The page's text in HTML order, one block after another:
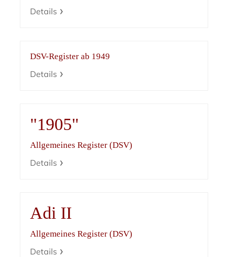
Details
DSV-Register ab 1949
Details
"1905"
Allgemeines Register (DSV)
Details
Adi II
Allgemeines Register (DSV)
Details